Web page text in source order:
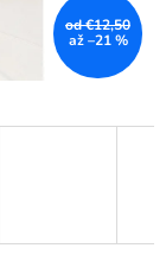
od €12,50
až –21 %